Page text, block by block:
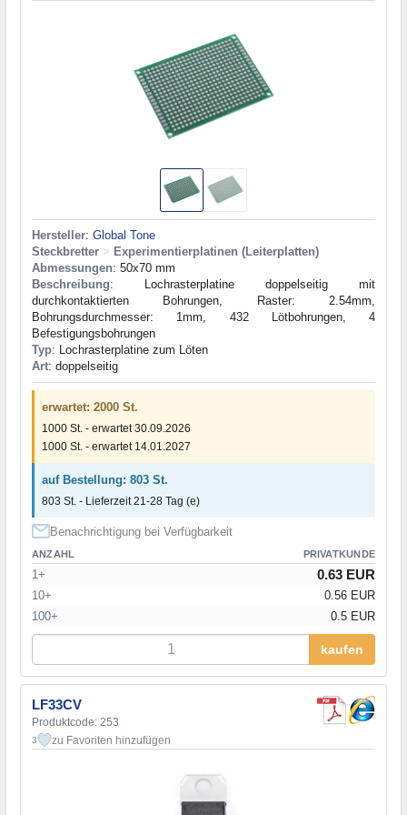
Hersteller: Global Tone
Steckbretter > Experimentierplatinen (Leiterplatten)
Abmessungen: 50x70 mm
Beschreibung: Lochrasterplatine doppelseitig mit
durchkontaktierten Bohrungen, Raster: 2.54mm,
Bohrungsdurchmesser: 1mm, 432 Lötbohrungen, 4
Befestigungsbohrungen
Typ: Lochrasterplatine zum Löten
Art: doppelseitig
erwartet: 2000 St.
1000 St. - erwartet 30.09.2026
1000 St. - erwartet 14.01.2027
auf Bestellung: 803 St.
803 St. - Lieferzeit 21-28 Tag (e)
Benachrichtigung bei Verfügbarkeit
ANZAHL PRIVATKUNDE
1+ 0.63 EUR
10+
0.56 EUR
100+
0.5 EUR
kaufen
LF33CV
Produktcode: 253
3 zu Favoriten hinzufügen